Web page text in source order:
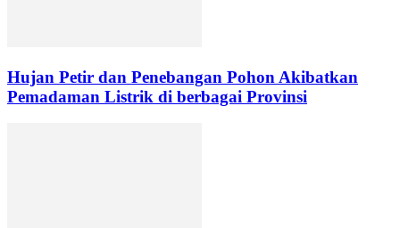
Hujan Petir dan Penebangan Pohon Akibatkan
Pemadaman Listrik di berbagai Provinsi